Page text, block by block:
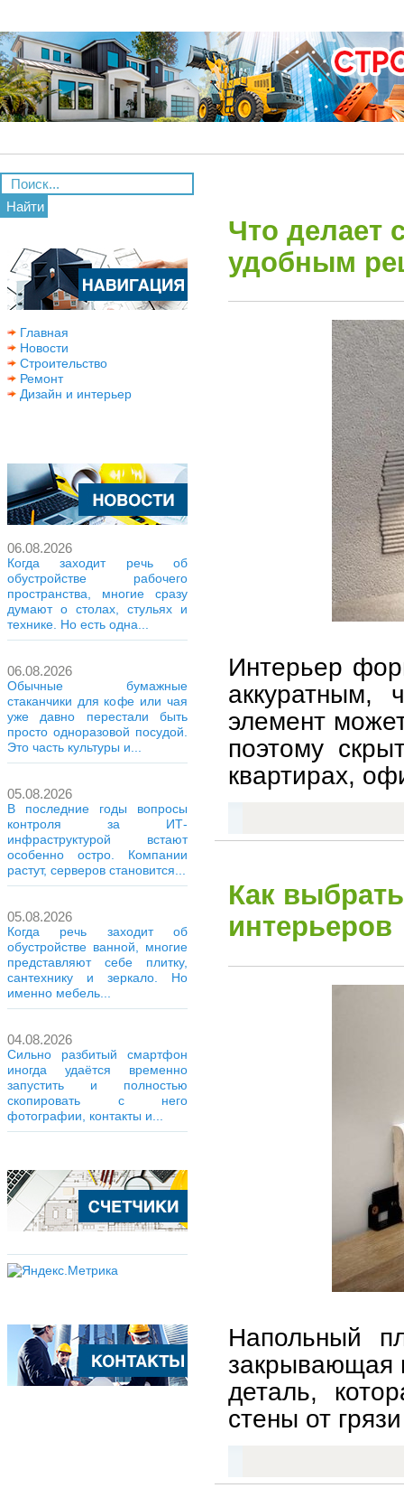
Найти
Главная
Новости
Строительство
Ремонт
Дизайн и интерьер
06.08.2026
Когда заходит речь об
обустройстве рабочего
пространства, многие сразу
думают о столах, стульях и
технике. Но есть одна...
06.08.2026
Обычные бумажные
стаканчики для кофе или чая
уже давно перестали быть
просто одноразовой посудой.
Это часть культуры и...
05.08.2026
В последние годы вопросы
контроля за ИТ-
инфраструктурой встают
особенно остро. Компании
растут, серверов становится...
05.08.2026
Когда речь заходит об
обустройстве ванной, многие
представляют себе плитку,
сантехнику и зеркало. Но
именно мебель...
04.08.2026
Сильно разбитый смартфон
иногда удаётся временно
запустить и полностью
скопировать с него
фотографии, контакты и...
Что делает
удобным
Интерьер
элемент
поэтому
квартирах,
Как
интерьеров
Напольный
закрывающая
деталь,
стены от